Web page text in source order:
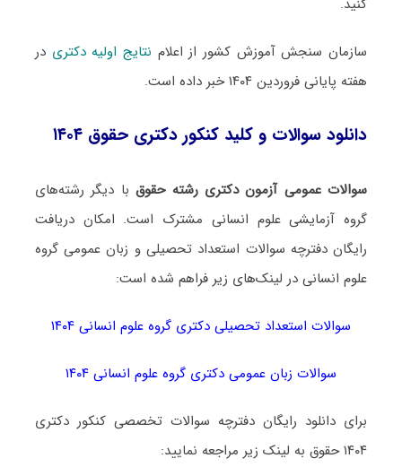
کنید.
سازمان سنجش آموزش کشور از اعلام نتایج اولیه دکتری در
هفته پایانی فروردین ۱۴۰۴ خبر داده است.
دانلود سوالات و کلید کنکور دکتری حقوق ۱۴۰۴
سوالات عمومی آزمون دکتری رشته حقوقبا دیگر رشته‌های
گروه آزمایشی علوم انسانی مشترک است. امکان دریافت
رایگان دفترچه سوالات استعداد تحصیلی و زبان عمومی گروه
علوم انسانی در لینک‌های زیر فراهم شده است:
سوالات استعداد تحصیلی دکتری گروه علوم انسانی ۱۴۰۴
سوالات زبان عمومی دکتری گروه علوم انسانی ۱۴۰۴
برای دانلود رایگان دفترچه سوالات تخصصی کنکور دکتری
۱۴۰۴ حقوق به لینک زیر مراجعه نمایید: